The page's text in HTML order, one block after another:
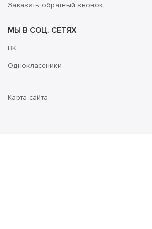
Заказать обратный звонок
МЫ В СОЦ. СЕТЯХ
ВК
Одноклассники
Карта сайта